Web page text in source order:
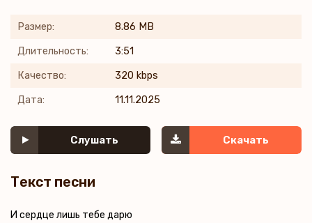
Размер: 8.86 MB
Длительность: 3:51
Качество: 320 kbps
Дата: 11.11.2025
Слушать Скачать
Текст песни
И сердце лишь тебе дарю